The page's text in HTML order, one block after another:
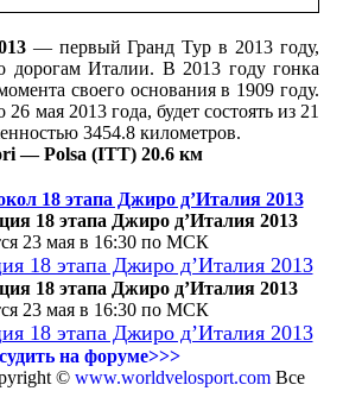
— первый Гранд Тур в 2013 году,
дорогам Италии. В 2013 году гонка
своего основания в 1909 году.
мая 2013 года, будет состоять из 21
3454.8 километров.
— Polsa (ITT) 20.6 км
18 этапа Джиро д’Италия 2013
18 этапа Джиро д’Италия 2013
23 мая в 16:30 по МСК
18 этапа Джиро д’Италия 2013
18 этапа Джиро д’Италия 2013
23 мая в 16:30 по МСК
18 этапа Джиро д’Италия 2013
на форуме>>>
© www.worldvelosport.com Все